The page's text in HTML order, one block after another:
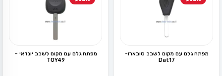
מפתח גלם עם מקום לשבב סובארו-
Dat17
מפתח גלם עם מקום לשבב יונדאי –
TOY49